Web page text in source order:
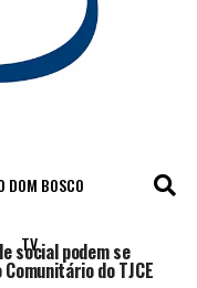
DOM BOSCO
TV
social podem se
do TJCE